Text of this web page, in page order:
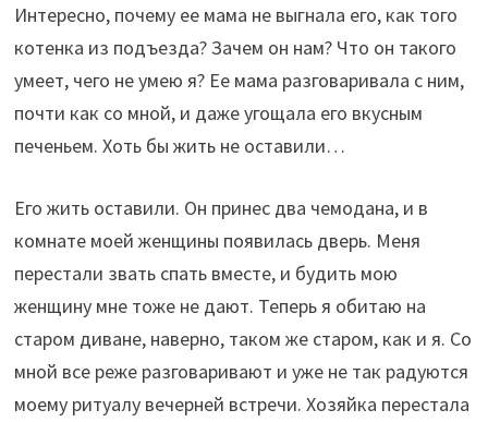
Интересно, почему ее мама не выгнала его, как того
котенка из подъезда? Зачем он нам? Что он такого
умеет, чего не умею я? Ее мама разговаривала с ним,
почти как со мной, и даже угощала его вкусным
печеньем. Хоть бы жить не оставили…
Его жить оставили. Он принес два чемодана, и в
комнате моей женщины появилась дверь. Меня
перестали звать спать вместе, и будить мою
женщину мне тоже не дают. Теперь я обитаю на
старом диване, наверно, таком же старом, как и я. Со
мной все реже разговаривают и уже не так радуются
моему ритуалу вечерней встречи. Хозяйка перестала